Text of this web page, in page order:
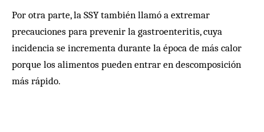
Por otra parte, la SSY también llamó a extremar
precauciones para prevenir la gastroenteritis, cuya
incidencia se incrementa durante la época de más calor
porque los alimentos pueden entrar en descomposición
más rápido.